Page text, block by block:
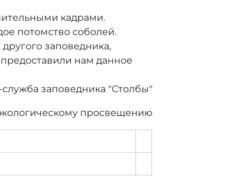
кадрами.
потомство соболей.
заповедника,
нам данное
заповедника "Столбы"
просвещению